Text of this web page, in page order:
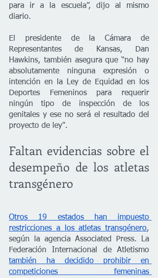
para ir a la escuela”, dijo al mismo
diario.
El presidente de la Cámara de
Representantes de Kansas, Dan
Hawkins, también asegura que “no hay
absolutamente ninguna expresión o
intención en la Ley de Equidad en los
Deportes Femeninos para requerir
ningún tipo de inspección de los
genitales y ese no será el resultado del
proyecto de ley".
Faltan evidencias sobre el
desempeño de los atletas
transgénero
Otros 19 estados han impuesto
restricciones a los atletas transgénero,
según la agencia Associated Press. La
también ha decidido prohibir en
competiciones femeninas